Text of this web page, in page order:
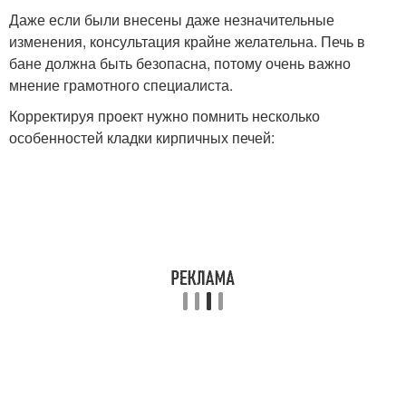
Даже если были внесены даже незначительные
изменения, консультация крайне желательна. Печь в
бане должна быть безопасна, потому очень важно
мнение грамотного специалиста.
Корректируя проект нужно помнить несколько
особенностей кладки кирпичных печей: